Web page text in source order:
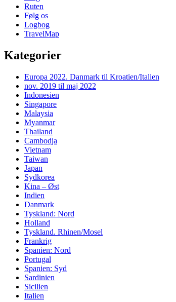
Ruten
Følg os
Logbog
TravelMap
Kategorier
Europa 2022. Danmark til Kroatien/Italien
nov. 2019 til maj 2022
Indonesien
Singapore
Malaysia
Myanmar
Thailand
Cambodja
Vietnam
Taiwan
Japan
Sydkorea
Kina – Øst
Indien
Danmark
Tyskland: Nord
Holland
Tyskland. Rhinen/Mosel
Frankrig
Spanien: Nord
Portugal
Spanien: Syd
Sardinien
Sicilien
Italien